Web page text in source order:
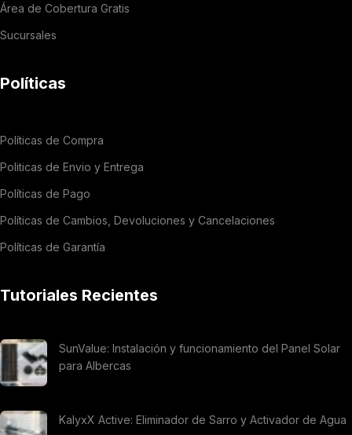
Área de Cobertura Gratis
Sucursales
Políticas
Políticas de Compra
Politicas de Envio y Entrega
Políticas de Pago
Políticas de Cambios, Devoluciones y Cancelaciones
Políticas de Garantía
Tutoriales Recientes
SunValue: Instalación y funcionamiento del Panel Solar
para Albercas
KalyxX Active: Eliminador de Sarro y Activador de Agua